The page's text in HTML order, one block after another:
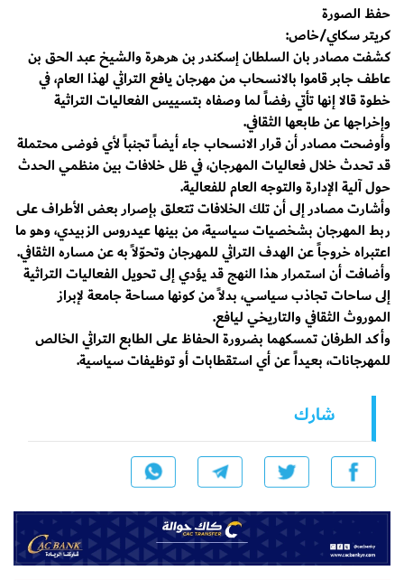
حفظ الصورة
كريتر سكاي/خاص:
كشفت مصادر بان السلطان إسكندر بن هرهرة والشيخ عبد الحق بن
عاطف جابر قاموا بالانسحاب من مهرجان يافع التراثي لهذا العام، في
خطوة قالا إنها تأتي رفضاً لما وصفاه بتسييس الفعاليات التراثية
وإخراجها عن طابعها الثقافي.
وأوضحت مصادر أن قرار الانسحاب جاء أيضاً تجنباً لأي فوضى محتملة
قد تحدث خلال فعاليات المهرجان، في ظل خلافات بين منظمي الحدث
حول آلية الإدارة والتوجه العام للفعالية.
وأشارت مصادر إلى أن تلك الخلافات تتعلق بإصرار بعض الأطراف على
ربط المهرجان بشخصيات سياسية، من بينها عيدروس الزبيدي، وهو ما
اعتبراه خروجاً عن الهدف التراثي للمهرجان وتحوّلاً به عن مساره الثقافي.
وأضافت أن استمرار هذا النهج قد يؤدي إلى تحويل الفعاليات التراثية
إلى ساحات تجاذب سياسي، بدلاً من كونها مساحة جامعة لإبراز
الموروث الثقافي والتاريخي ليافع.
وأكد الطرفان تمسكهما بضرورة الحفاظ على الطابع التراثي الخالص
للمهرجانات، بعيداً عن أي استقطابات أو توظيفات سياسية.
شارك